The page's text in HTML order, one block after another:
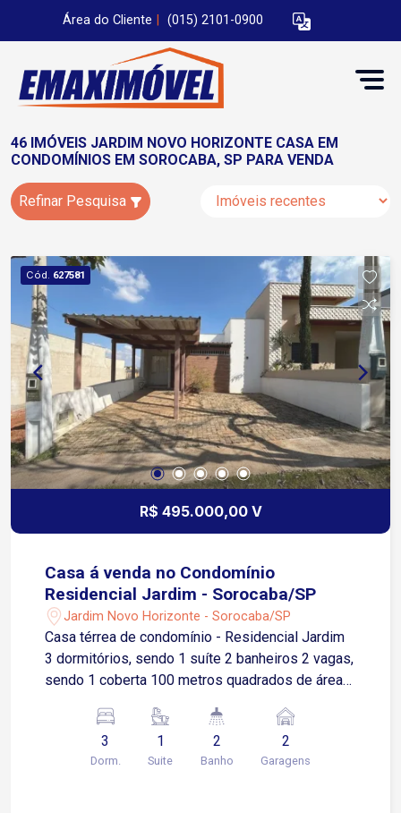
Área do Cliente (015) 2101-0900
46 IMÓVEIS JARDIM NOVO HORIZONTE CASA EM
CONDOMÍNIOS EM SOROCABA, SP PARA VENDA
Refinar Pesquisa
Cód. 627581
R$ 495.000,00 V
Casa á venda no Condomínio
Residencial Jardim - Sorocaba/SP
Jardim Novo Horizonte - Sorocaba/SP
Casa térrea de condomínio - Residencial Jardim
3 dormitórios, sendo 1 suíte 2 banheiros 2 vagas,
sendo 1 coberta 100 metros quadrados de área
3
Dorm.
1
Suite
2
Banho
2
Garagens